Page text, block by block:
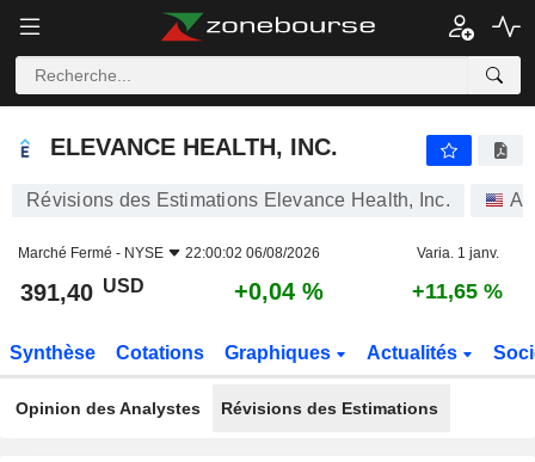
ELEVANCE HEALTH, INC.
ELEVANCE HEALTH, INC.
Révisions des Estimations Elevance Health, Inc.
Marché Fermé - NYSE 22:00:02 06/08/2026 Varia. 1 janv.
391,40 USD +0,04 % +11,65 %
Synthèse Cotations Graphiques Actualités
Opinion des Analystes Révisions des Estimations